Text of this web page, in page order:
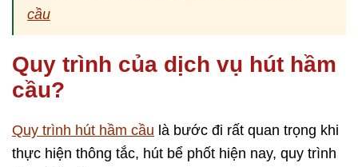
cầu
Quy trình của dịch vụ hút hầm
cầu?
Quy trình hút hầm cầu là bước đi rất quan trọng khi
thực hiện thông tắc, hút bể phốt hiện nay, quy trình